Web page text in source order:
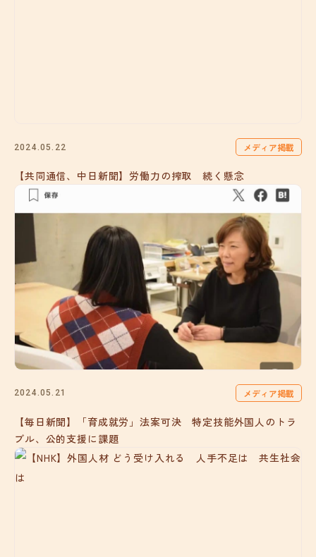
2024.05.22 メディア掲載
【共同通信、中日新聞】労働力の搾取 続く懸念
2024.05.21 メディア掲載
【毎日新聞】「育成就労」法案可決 特定技能外国人のトラ
ブル、公的支援に課題